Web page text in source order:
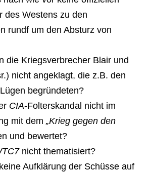
des Westens zu den
rundf um den Absturz von
die Kriegsverbrecher Blair und
nicht angeklagt, die z.B. den
begründeten?
CIA-Folterskandal nicht im
mit dem „Krieg gegen den
und bewertet?
nicht thematisiert?
Aufklärung der Schüsse auf